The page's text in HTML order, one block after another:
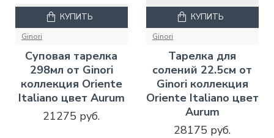
Ginori
Суповая тарелка
298мл от Ginori
коллекция Oriente
Italiano цвет Aurum
21275 руб.
КУПИТЬ
Ginori
Тарелка для
солений 22.5см от
Ginori коллекция
Oriente Italiano цвет
Aurum
28175 руб.
КУПИТЬ